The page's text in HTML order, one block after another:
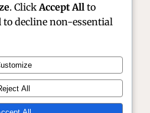
Montanari | Racer &
. Click Accept All to
to decline non-essential
All